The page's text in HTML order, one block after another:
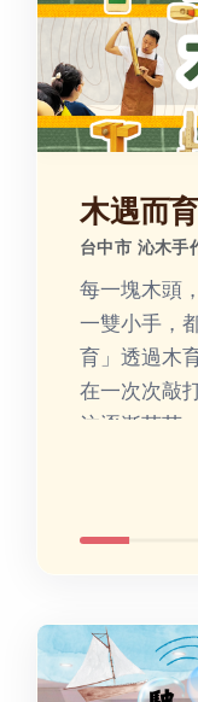
木遇而育
台中市 沁木手
每一塊木頭
一雙小手，
育」透過木
在一次次敲